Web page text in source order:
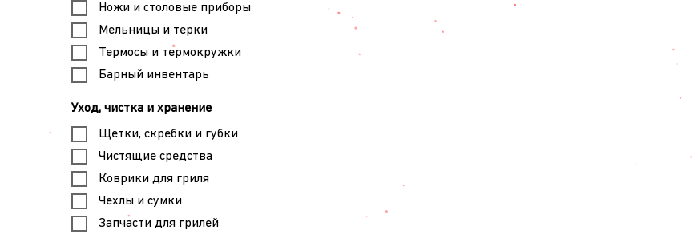
Ножи и столовые приборы
Мельницы и терки
Термосы и термокружки
Барный инвентарь
Уход, чистка и хранение
Щетки, скребки и губки
Чистящие средства
Коврики для гриля
Чехлы и сумки
Запчасти для грилей